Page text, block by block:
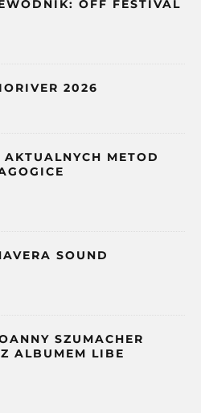
OFF FESTIVAL
2026
METOD
SOUND
SZUMACHER
ALBUMEM LIBE